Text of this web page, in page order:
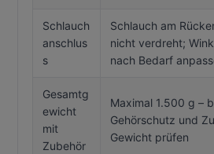
Schlauch
anschlus
s
Schlauch am
nicht verdreht;
nach Bedarf
Gesamtg
ewicht
mit
Zubehör
Maximal 1.500 g –
Gehörschutz und
Gewicht prüfen